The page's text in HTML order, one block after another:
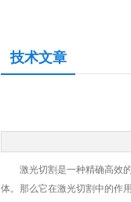
技术文章
激光切割是一种精确高效的
体。那么它在激光切割中的作